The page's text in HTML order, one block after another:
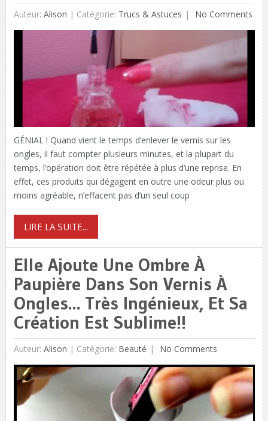
Auteur: Alison | Catégorie: Trucs & Astuces No Comments
GÉNIAL ! Quand vient le temps d’enlever le vernis sur les
ongles, il faut compter plusieurs minutes, et la plupart du
temps, l’opération doit être répétée à plus d’une reprise. En
effet, ces produits qui dégagent en outre une odeur plus ou
moins agréable, n’effacent pas d’un seul coup
LIRE LA SUITE...
Elle Ajoute Une Ombre À
Paupière Dans Son Vernis À
Ongles… Très Ingénieux, Et Sa
Création Est Sublime!!
Auteur: Alison | Catégorie: Beauté No Comments